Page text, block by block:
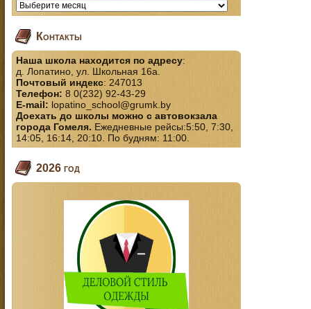
Контакты
Наша школа находится по адресу:
д. Лопатино, ул. Школьная 16а.
Почтовый индекс: 247013
Телефон:8 0(232) 92-43-29
E-mail:lopatino_school@grumk.by
Доехать до школы можно с автовокзала
города Гомеля. Ежедневные рейсы:5:50, 7:30,
14:05, 16:14, 20:10. По будням: 11:00.
2026 год